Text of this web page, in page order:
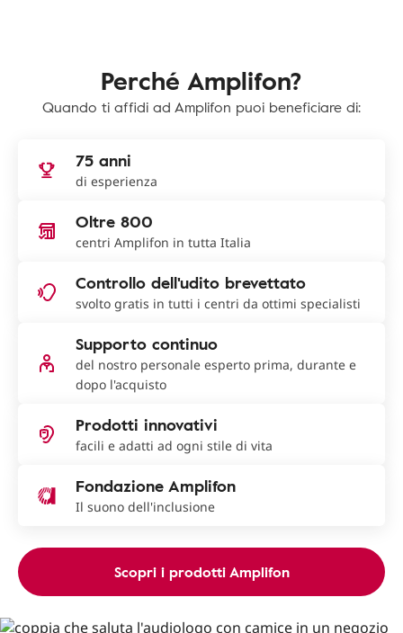
Perché Amplifon?
Quando ti affidi ad Amplifon puoi beneficiare di:
75 anni
di esperienza
Oltre 800
centri Amplifon in tutta Italia
Controllo dell'udito brevettato
svolto gratis in tutti i centri da ottimi specialisti
Supporto continuo
del nostro personale esperto prima, durante e
dopo l'acquisto
Prodotti innovativi
facili e adatti ad ogni stile di vita
Fondazione Amplifon
Il suono dell'inclusione
Scopri i prodotti Amplifon